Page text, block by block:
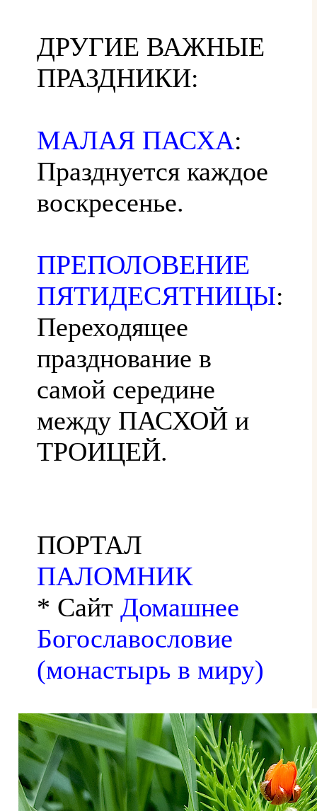
ДРУГИЕ ВАЖНЫЕ
ПРАЗДНИКИ:
МАЛАЯ ПАСХА:
Празднуется каждое
воскресенье.
ПРЕПОЛОВЕНИЕ
ПЯТИДЕСЯТНИЦЫ:
Переходящее
празднование в
самой середине
между ПАСХОЙ и
ТРОИЦЕЙ.
ПОРТАЛ
ПАЛОМНИК
* Сайт Домашнее
Богославословие
(монастырь в миру)